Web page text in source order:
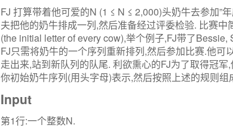
FJ 打算带着他可爱的N (1 ≤ N ≤ 2,000)头奶牛去参加”
夫把他的奶牛排成一列,然后准备经过评委检验. 比赛
(the initial letter of every cow),举个例子,FJ带了
FJ只需将奶牛的一个序列重新排列,然后参加比赛.他可
走出来,站到新队列的队尾. 利欲熏心的FJ为了取得冠
你初始奶牛序列(用头字母)表示,然后按照上述的规则
Input
第1行:一个整数N.